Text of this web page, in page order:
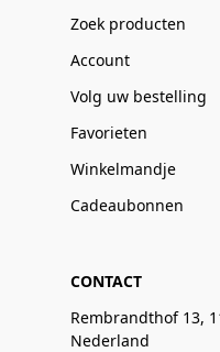
Zoek producten
Account
Volg uw bestelling
Favorieten
Winkelmandje
Cadeaubonnen
CONTACT
Rembrandthof 13,
Nederland